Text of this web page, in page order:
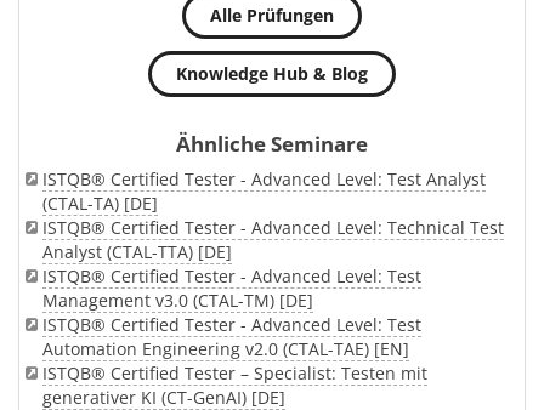
Alle Prüfungen
Knowledge Hub & Blog
Ähnliche Seminare
ISTQB® Certified Tester - Advanced Level: Test Analyst
(CTAL-TA) [DE]
ISTQB® Certified Tester - Advanced Level: Technical Test
Analyst (CTAL-TTA) [DE]
ISTQB® Certified Tester - Advanced Level: Test
Management v3.0 (CTAL-TM) [DE]
ISTQB® Certified Tester - Advanced Level: Test
Automation Engineering v2.0 (CTAL-TAE) [EN]
ISTQB® Certified Tester – Specialist: Testen mit
generativer KI (CT-GenAI) [DE]